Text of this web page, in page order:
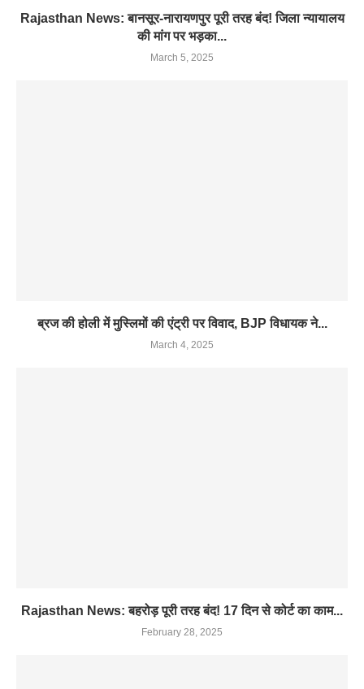
Rajasthan News: बानसूर-नारायणपुर पूरी तरह बंद! जिला न्यायालय
की मांग पर भड़का...
March 5, 2025
ब्रज की होली में मुस्लिमों की एंट्री पर विवाद, BJP विधायक ने...
March 4, 2025
Rajasthan News: बहरोड़ पूरी तरह बंद! 17 दिन से कोर्ट का काम...
February 28, 2025